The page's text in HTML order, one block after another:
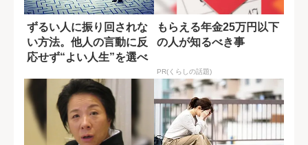
ずるい人に振り回されな
い方法。他人の言動に反
応せず“よい人生”を選べ
もらえる年金25万円以下
の人が知るべき事
PR(くらしの話題)